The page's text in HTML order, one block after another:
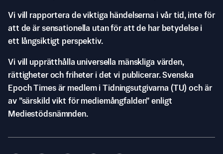
Vi vill rapportera de viktiga händelserna i vår tid, inte för
att de är sensationella utan för att de har betydelse i
ett långsiktigt perspektiv.
Vi vill upprätthålla universella mänskliga värden,
rättigheter och friheter i det vi publicerar. Svenska
Epoch Times är medlem i Tidningsutgivarna (TU) och är
av ”särskild vikt för mediemångfalden” enligt
Mediestödsnämnden.